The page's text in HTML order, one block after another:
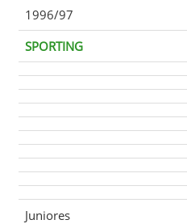
1996/97
SPORTING
Juniores